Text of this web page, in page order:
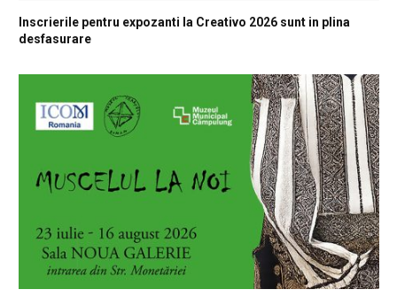
Inscrierile pentru expozanti la Creativo 2026 sunt in plina
desfasurare